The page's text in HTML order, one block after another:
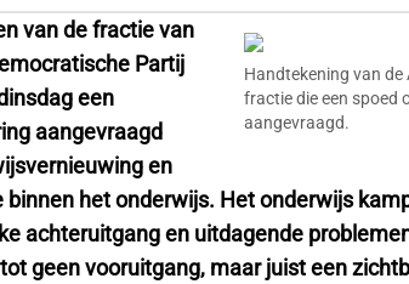
Handtekening van de
fractie die een spoed
aangevraagd.
van de fractie van
Partij
een
aangevraagd
en
binnen het onderwijs. Het onderwijs
achteruitgang en uitdagende
geen vooruitgang, maar juist een